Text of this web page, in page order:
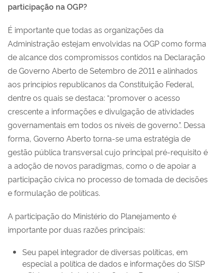
participação na OGP?
É importante que todas as organizações da
Administração estejam envolvidas na OGP como forma
de alcance dos compromissos contidos na Declaração
de Governo Aberto de Setembro de 2011 e alinhados
aos princípios republicanos da Constituição Federal,
dentre os quais se destaca: “promover o acesso
crescente a informações e divulgação de atividades
governamentais em todos os níveis de governo.”. Dessa
forma, Governo Aberto torna-se uma estratégia de
gestão pública transversal cujo principal pré-requisito é
a adoção de novos paradigmas, como o de apoiar a
participação cívica no processo de tomada de decisões
e formulação de políticas.
A participação do Ministério do Planejamento é
importante por duas razões principais:
Seu papel integrador de diversas políticas, em
especial a política de dados e informações do SISP